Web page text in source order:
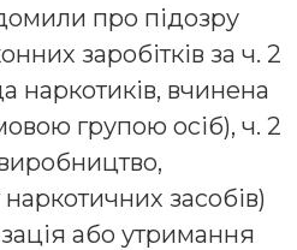
про підозру
заробітків за ч. 2
наркотиків, вчинена
групою осіб), ч. 2
засобів)
або утримання